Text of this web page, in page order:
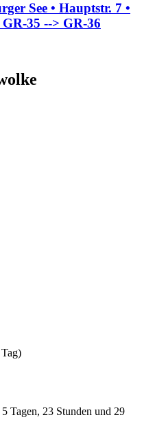
See • Hauptstr. 7 •
35 --> GR-36
Tagen, 23 Stunden und 29